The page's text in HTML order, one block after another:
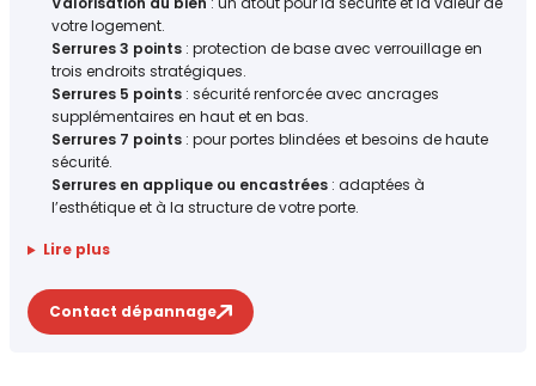
votre logement.
Serrures 3 points : protection de base avec verrouillage en
trois endroits stratégiques.
Serrures 5 points : sécurité renforcée avec ancrages
supplémentaires en haut et en bas.
Serrures 7 points : pour portes blindées et besoins de haute
sécurité.
Serrures en applique ou encastrées : adaptées à
l’esthétique et à la structure de votre porte.
Lire plus
Contact dépannage